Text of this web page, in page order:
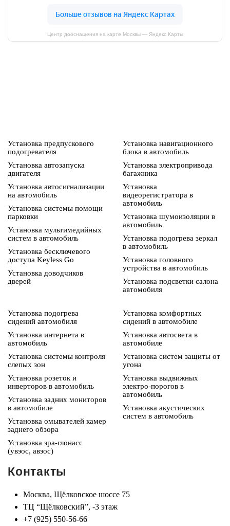
Центр дооснащения на карте Москвы — Яндекс Карты
Установка предпускового
подогревателя
Установка автозапуска
двигателя
Установка автосигнализации
на автомобиль
Установка системы помощи
парковки
Установка мультимедийных
систем в автомобиль
Установка бесключевого
доступа Keyless Go
Установка доводчиков
дверей
Установка навигационного
блока в автомобиль
Установка электропривода
багажника
Установка
видеорегистратора в
автомобиль
Установка шумоизоляции в
автомобиль
Установка подогрева зеркал
в автомобиль
Установка головного
устройства в автомобиль
Установка подсветки салона
автомобиля
Установка подогрева
сидений автомобиля
Установка интернета в
автомобиль
Установка системы контроля
слепых зон
Установка розеток и
инверторов в автомобиль
Установка задних мониторов
в автомобиле
Установка омывателей камер
заднего обзора
Установка эра-глонасс
(увэос, авэос)
Установка комфортных
сидений в автомобиле
Установка автосвета в
автомобиле
Установка систем защиты от
угона
Установка выдвижных
электро-порогов в
автомобиль
Установка акустических
систем в автомобиль
Контакты
Москва, Щёлковское шоссе 75
ТЦ “Щёлковский”, -3 этаж
+7 (925) 550-56-66